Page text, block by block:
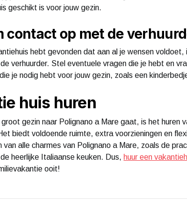
geschikt is voor jouw gezin.
contact op met de
hebt gevonden dat aan al je wensen
verhuurder. Stel eventuele vragen die je hebt en
je nodig hebt voor jouw gezin, zoals een
huis huren
gezin naar Polignano a Mare gaat, is het huren
biedt voldoende ruimte, extra voorzieningen en
van alle charmes van Polignano a Mare, zoals de
heerlijke Italiaanse keuken. Dus, huur een
ooit!